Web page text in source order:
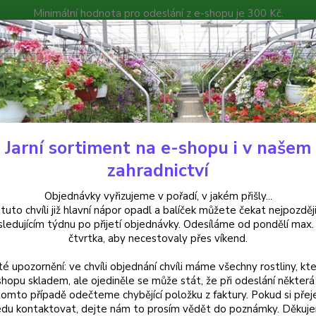
Minimální hodnota pro odeslání z e-shopu je 300 Kč.
můžete čekat nejpozději v následujícím týdnu po přijetí
Poradna Kontakty
Hledat
Pelargonie Pelargonie zonale Lada Romana (Muškát vzpřímený) - cena
zonale Lada Romana
v 3-kusovém balení
sytě
Jarní sortiment na e-shopu i v našem
zahradnictví
Objednávky vyřizujeme v pořadí, v jakém přišly...
chvíli již hlavní nápor opadl a balíček můžete čekat
týdnu po přijetí objednávky. Odesíláme od pondělí
čtvrtka, aby necestovaly přes víkend.
upozornění: ve chvíli objednání chvíli máme všechny rostliny,
skladem, ale ojediněle se může stát, že při odeslání některá
případě odečteme chybějící položku z faktury. Pokud si
kontaktovat, dejte nám to prosím vědět do poznámky.